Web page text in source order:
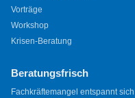
Vorträge
Workshop
Krisen-Beratung
Beratungsfrisch
Fachkräftemangel entspannt